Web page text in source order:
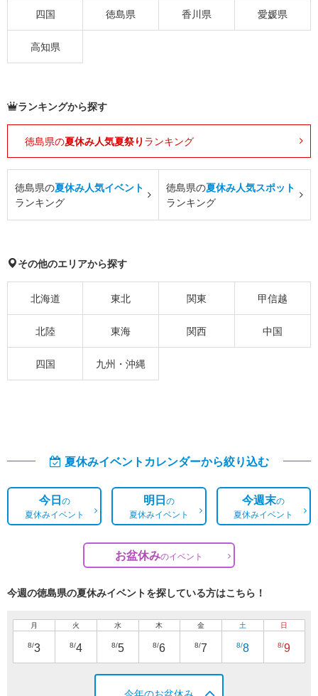
四国 徳島県 香川県 愛媛県
高知県
ランキングから探す
徳島県の夏休み人気夏祭り ランキング
徳島県の夏休み人気イベント
ランキング
徳島県の夏休み人気スポット
ランキング
その他のエリアから探す
北海道 東北 関東 甲信越
北陸 東海 関西 中国
四国 九州・沖縄
夏休みイベントカレンダーから絞り込む
今日の
夏休みイベント
明日の
夏休みイベント
今週末の
夏休みイベント
お盆休みのイベント
今週の徳島県の夏休みイベントを探している方はこちら！
月
8/3
火
8/4
水
8/5
木
8/6
金
8/7
土
8/8
日
8/9
今年のお盆休み